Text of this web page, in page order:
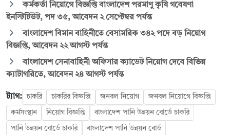
কর্মকর্তা নিয়োগে বিজ্ঞপ্তি বাংলাদেশ পরমাণু কৃষি গবেষণা
ইনস্টিটিউট, পদ ৩৫, আবেদন ২ সেপ্টেম্বর পর্যন্ত
বাংলাদেশ বিমান বাহিনীতে বেসামরিক ৩৪২ পদে বড় নিয়োগ
বিজ্ঞপ্তি, আবেদন ২২ আগস্ট পর্যন্ত
বাংলাদেশ সেনাবাহিনী অফিসার ক্যাডেট নিয়োগ দেবে বিভিন্ন
ক্যাটাগরিতে, আবেদন ২৪ আগস্ট পর্যন্ত
ট্যাগ: চাকরি চাকরির বিজ্ঞপ্তি জনবল নিয়োগ জনবল নিয়োগে বিজ্ঞপ্তি
কর্মসংস্থান নিয়োগ বিজ্ঞপ্তি বাংলাদেশ পানি উন্নয়ন বোর্ডে চাকরি
পানি উন্নয়ন বোর্ডে চাকরি বাংলাদেশ পানি উন্নয়ন বোর্ড